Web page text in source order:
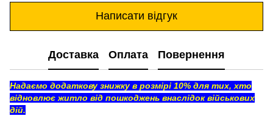
Написати відгук
Доставка Оплата Повернення
Надаємо додаткову знижку в розмірі 10% для тих, хто
відновлює житло від пошкоджень внаслідок військових
дій.